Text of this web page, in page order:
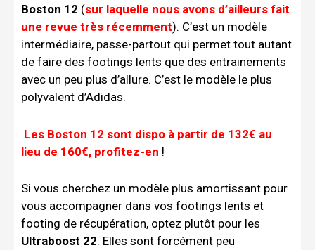
Boston 12 (sur laquelle nous avons d’ailleurs fait
une revue très récemment). C’est un modèle
intermédiaire, passe-partout qui permet tout autant
de faire des footings lents que des entrainements
avec un peu plus d’allure. C’est le modèle le plus
polyvalent d’Adidas.
Les Boston 12 sont dispo à partir de 132€ au
lieu de 160€, profitez-en !
Si vous cherchez un modèle plus amortissant pour
vous accompagner dans vos footings lents et
footing de récupération, optez plutôt pour les
Ultraboost 22. Elles sont forcément peu